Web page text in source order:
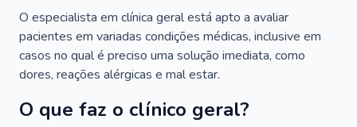
O especialista em clínica geral está apto a avaliar
pacientes em variadas condições médicas, inclusive em
casos no qual é preciso uma solução imediata, como
dores, reações alérgicas e mal estar.
O que faz o clínico geral?